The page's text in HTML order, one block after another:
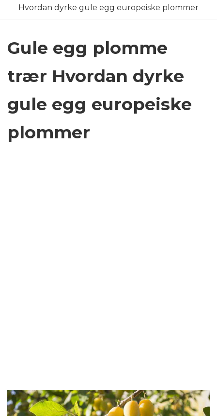
Hvordan dyrke gule egg europeiske plommer
Gule egg plomme
trær Hvordan dyrke
gule egg europeiske
plommer